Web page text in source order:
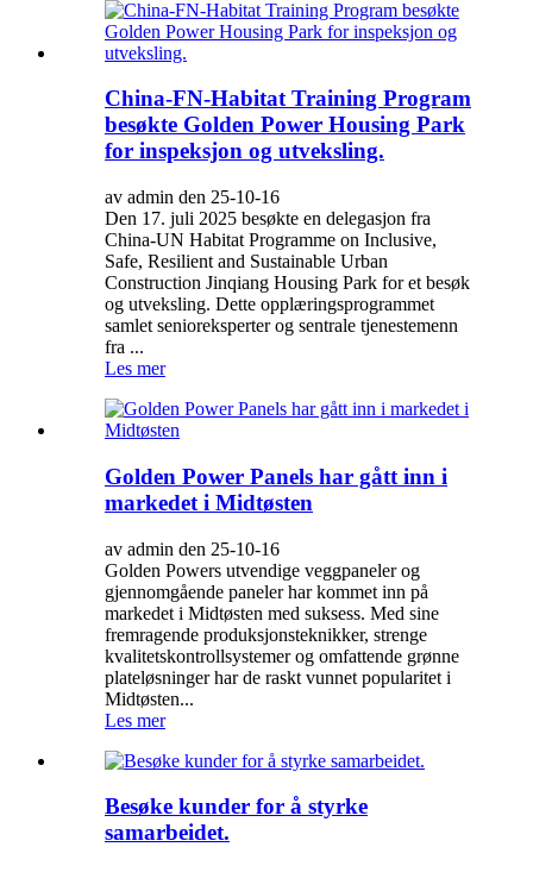
China-FN-Habitat Training Program
besøkte Golden Power Housing Park
for inspeksjon og utveksling.
av admin den 25-10-16
Den 17. juli 2025 besøkte en delegasjon fra
China-UN Habitat Programme on Inclusive,
Safe, Resilient and Sustainable Urban
Construction Jinqiang Housing Park for et besøk
og utveksling. Dette opplæringsprogrammet
samlet senioreksperter og sentrale tjenestemenn
fra ...
Les mer
Golden Power Panels har gått inn i
markedet i Midtøsten
av admin den 25-10-16
Golden Powers utvendige veggpaneler og
gjennomgående paneler har kommet inn på
markedet i Midtøsten med suksess. Med sine
fremragende produksjonsteknikker, strenge
kvalitetskontrollsystemer og omfattende grønne
plateløsninger har de raskt vunnet popularitet i
Midtøsten...
Les mer
Besøke kunder for å styrke
samarbeidet.